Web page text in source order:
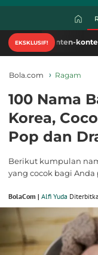
EKSKLUSIF!
konten Piala Dunia
Bola.com Ragam
100 Nama
Korea,
Pop dan
Berikut kumpulan
yang cocok bagi Anda
BolaCom | Alfi Yuda